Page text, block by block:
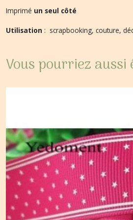
Imprimé un seul côté
Utilisation : scrapbooking, couture,
Vous pourriez